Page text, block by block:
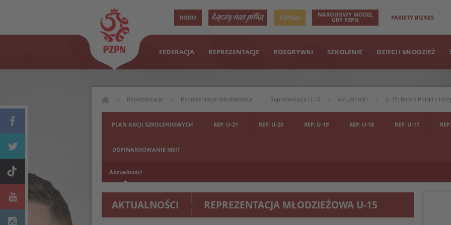
RODO PZPN24 NARODOWY MODEL
GRY PZPN PAKIETY BIZNES
FEDERACJA REPREZENTACJE ROZGRYWKI SZKOLENIE DZIECI I MŁODZIEŻ
Reprezentacje Reprezentacje młodzieżowe Reprezentacja U-15 Aktualności U-15: Remis Polski z
PLAN AKCJI SZKOLENIOWYCH REP. U-21 REP. U-20 REP. U-19 REP. U-18 REP. U-17
DOFINANSOWANIE MSIT
Aktualności
AKTUALNOŚCI REPREZENTACJA MŁODZIEŻOWA U-15